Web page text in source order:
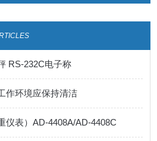
RS-232C电子称
作环境应保持清洁
仪表）AD-4408A/AD-4408C